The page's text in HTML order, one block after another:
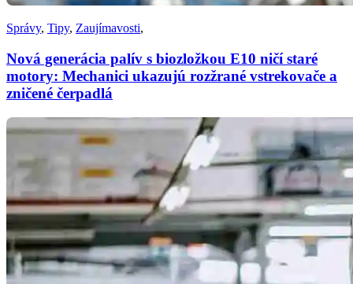
Správy, Tipy, Zaujímavosti,
Nová generácia palív s biozložkou E10 ničí staré
motory: Mechanici ukazujú rozžrané vstrekovače a
zničené čerpadlá